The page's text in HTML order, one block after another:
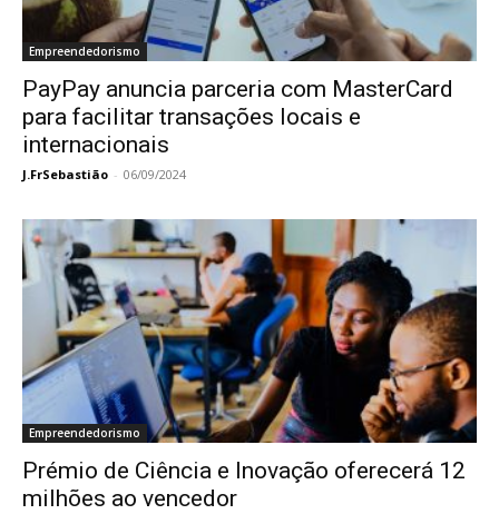
Empreendedorismo
PayPay anuncia parceria com MasterCard
para facilitar transações locais e
internacionais
J.FrSebastião - 06/09/2024
Empreendedorismo
Prémio de Ciência e Inovação oferecerá 12
milhões ao vencedor